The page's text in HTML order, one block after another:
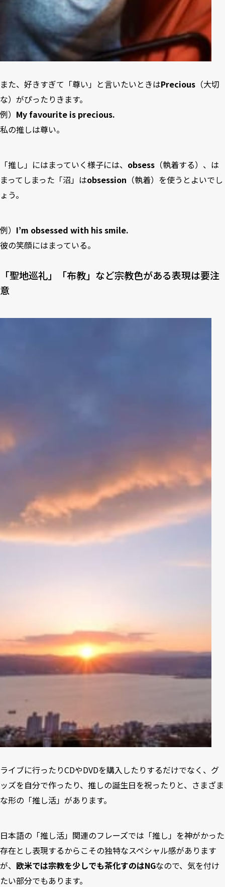
また、好きすぎて「尊い」と言いたいときはPrecious （大切
な）がぴったりきます。
例） My favourite is precious.
私の推しは尊い。
「推し」にはまっていく様子には、 obsess （執着する）、は
まってしまった「沼」はobsession （執着）を使うとよいでし
ょう。
例） I’m obsessed with his smile.
彼の笑顔にはまっている。
「聖地巡礼」「布教」など宗教色がある表現は要注
意
ライブに行ったりCDやDVDを購入したりするだけでなく、グ
ッズを自分で作ったり、推しの誕生日を祝ったりと、さまざま
な形の「推し活」があります。
日本語の「推し活」関連のフレーズでは「推し」を神がかった
存在とし表現するからこその独特なスペシャル感があります
が、 欧米では宗教を少しでも茶化すのはNGなので、気を付け
たい部分でもあります。